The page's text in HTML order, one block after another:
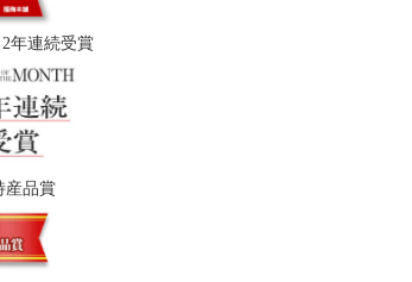
年連続受賞
産品賞